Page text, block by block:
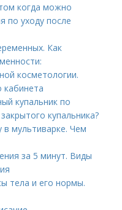
когда можно
по уходу после
Как
косметологии.
кабинета
купальник по
купальника?
в мультиварке. Чем
за 5 минут. Виды
тела и его нормы.